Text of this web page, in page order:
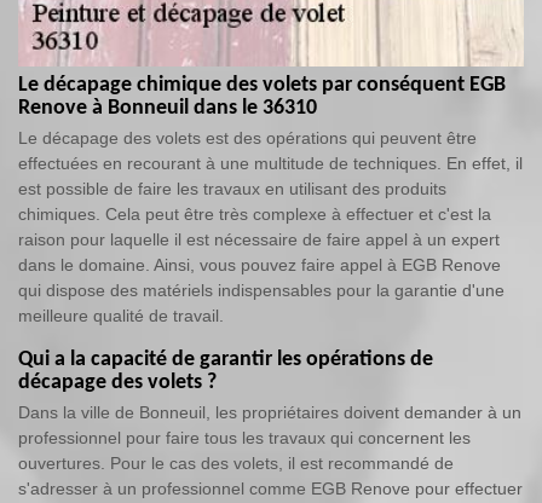
Le décapage chimique des volets par conséquent EGB
Renove à Bonneuil dans le 36310
Le décapage des volets est des opérations qui peuvent être
effectuées en recourant à une multitude de techniques. En effet, il
est possible de faire les travaux en utilisant des produits
chimiques. Cela peut être très complexe à effectuer et c'est la
raison pour laquelle il est nécessaire de faire appel à un expert
dans le domaine. Ainsi, vous pouvez faire appel à EGB Renove
qui dispose des matériels indispensables pour la garantie d'une
meilleure qualité de travail.
Qui a la capacité de garantir les opérations de
décapage des volets ?
Dans la ville de Bonneuil, les propriétaires doivent demander à un
professionnel pour faire tous les travaux qui concernent les
ouvertures. Pour le cas des volets, il est recommandé de
s'adresser à un professionnel comme EGB Renove pour effectuer